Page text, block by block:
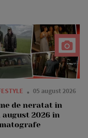
05 august 2026
de neratat în
august 2026 în